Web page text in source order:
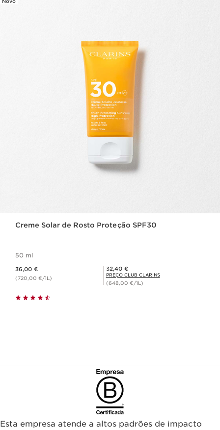
Creme Solar de Rosto Proteção SPF30
50 ml
36,00 €
(720,00 €/1L)
Preço Club Clarins 32,40 €
32,40 €
PREÇO CLUB CLARINS
(648,00 €/1L)
Esta empresa atende a altos padrões de impacto